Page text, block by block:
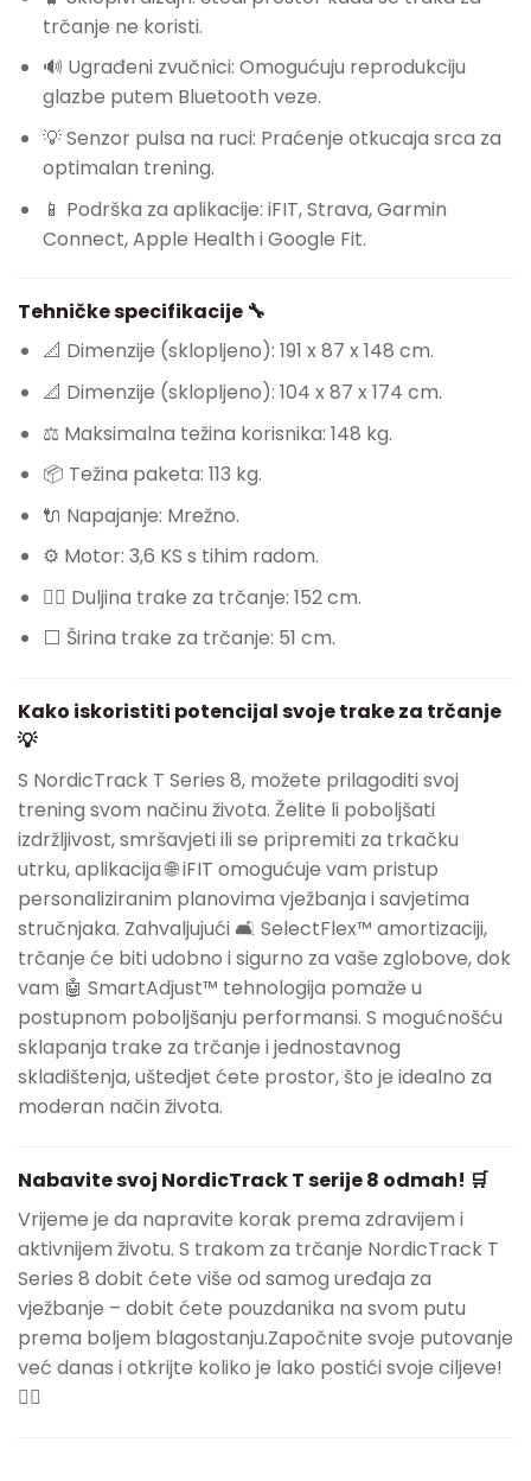
trčanje ne koristi.
🔊 Ugrađeni zvučnici: Omogućuju reprodukciju
glazbe putem Bluetooth veze.
💡 Senzor pulsa na ruci: Praćenje otkucaja srca za
optimalan trening.
📱 Podrška za aplikacije: iFIT, Strava, Garmin
Connect, Apple Health i Google Fit.
Tehničke specifikacije 🔧
📐 Dimenzije (sklopljeno): 191 x 87 x 148 cm.
📐 Dimenzije (sklopljeno): 104 x 87 x 174 cm.
⚖️ Maksimalna težina korisnika: 148 kg.
📦 Težina paketa: 113 kg.
🔌 Napajanje: Mrežno.
⚙️ Motor: 3,6 KS s tihim radom.
🏃‍♀️ Duljina trake za trčanje: 152 cm.
⬜ Širina trake za trčanje: 51 cm.
Kako iskoristiti potencijal svoje trake za trčanje
💡
S NordicTrack T Series 8, možete prilagoditi svoj
trening svom načinu života. Želite li poboljšati
izdržljivost, smršavjeti ili se pripremiti za trkačku
utrku, aplikacija 🌐 iFIT omogućuje vam pristup
personaliziranim planovima vježbanja i savjetima
stručnjaka. Zahvaljujući 🛋️ SelectFlex™ amortizaciji,
trčanje će biti udobno i sigurno za vaše zglobove, dok
vam 🤖 SmartAdjust™ tehnologija pomaže u
postupnom poboljšanju performansi. S mogućnošću
sklapanja trake za trčanje i jednostavnog
skladištenja, uštedjet ćete prostor, što je idealno za
moderan način života.
Nabavite svoj NordicTrack T serije 8 odmah! 🛒
Vrijeme je da napravite korak prema zdravijem i
aktivnijem životu. S trakom za trčanje NordicTrack T
Series 8 dobit ćete više od samog uređaja za
vježbanje – dobit ćete pouzdanika na svom putu
prema boljem blagostanju.Započnite svoje putovanje
već danas i otkrijte koliko je lako postići svoje ciljeve!
🏃‍♀️